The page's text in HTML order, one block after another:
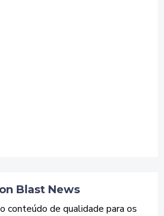
Blast News
conteúdo de qualidade para os